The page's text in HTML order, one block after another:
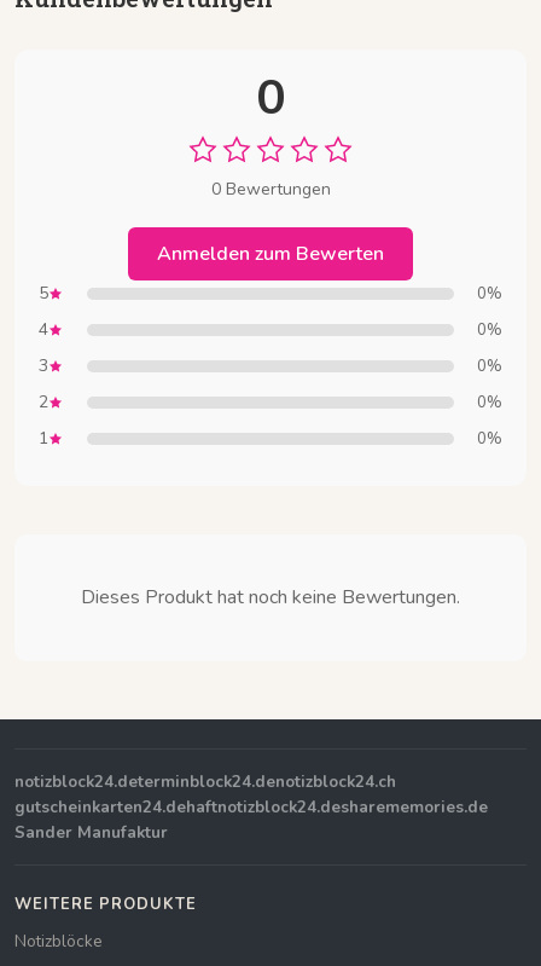
0
0 Bewertungen
Anmelden zum Bewerten
5 0%
4 0%
3 0%
2 0%
1 0%
Dieses Produkt hat noch keine Bewertungen.
notizblock24.determinblock24.denotizblock24.ch
gutscheinkarten24.dehaftnotizblock24.desharememories.de
Sander Manufaktur
WEITERE PRODUKTE
Notizblöcke